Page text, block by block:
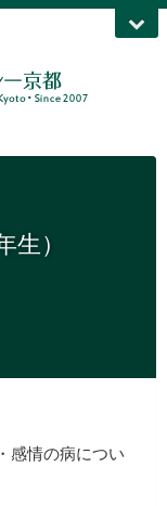
生）
感情の病につい